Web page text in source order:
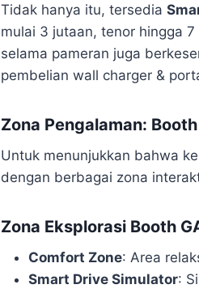
Tidak hanya itu, tersedia
mulai 3 jutaan, tenor hingga
selama pameran juga
pembelian wall charger &
Zona Pengalaman:
Untuk menunjukkan bahwa
dengan berbagai zona
Zona Eksplorasi Booth
Comfort Zone: Area
Smart Drive Simulator: